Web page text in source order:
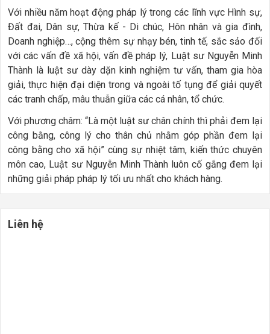
Với nhiều năm hoạt động pháp lý trong các lĩnh vực Hình sự,
Đất đai, Dân sự, Thừa kế - Di chúc, Hôn nhân và gia đình,
Doanh nghiệp…, cộng thêm sự nhạy bén, tinh tế, sắc sảo đối
với các vấn đề xã hội, vấn đề pháp lý, Luật sư Nguyễn Minh
Thành là luật sư dày dặn kinh nghiệm tư vấn, tham gia hòa
giải, thực hiện đại diện trong và ngoài tố tụng để giải quyết
các tranh chấp, mâu thuẫn giữa các cá nhân, tổ chức.
Với phương châm: “Là một luật sư chân chính thì phải đem lại
công bằng, công lý cho thân chủ nhằm góp phần đem lại
công bằng cho xã hội” cùng sự nhiệt tâm, kiến thức chuyên
môn cao, Luật sư Nguyễn Minh Thành luôn cố gắng đem lại
những giải pháp pháp lý tối ưu nhất cho khách hàng.
Liên hệ